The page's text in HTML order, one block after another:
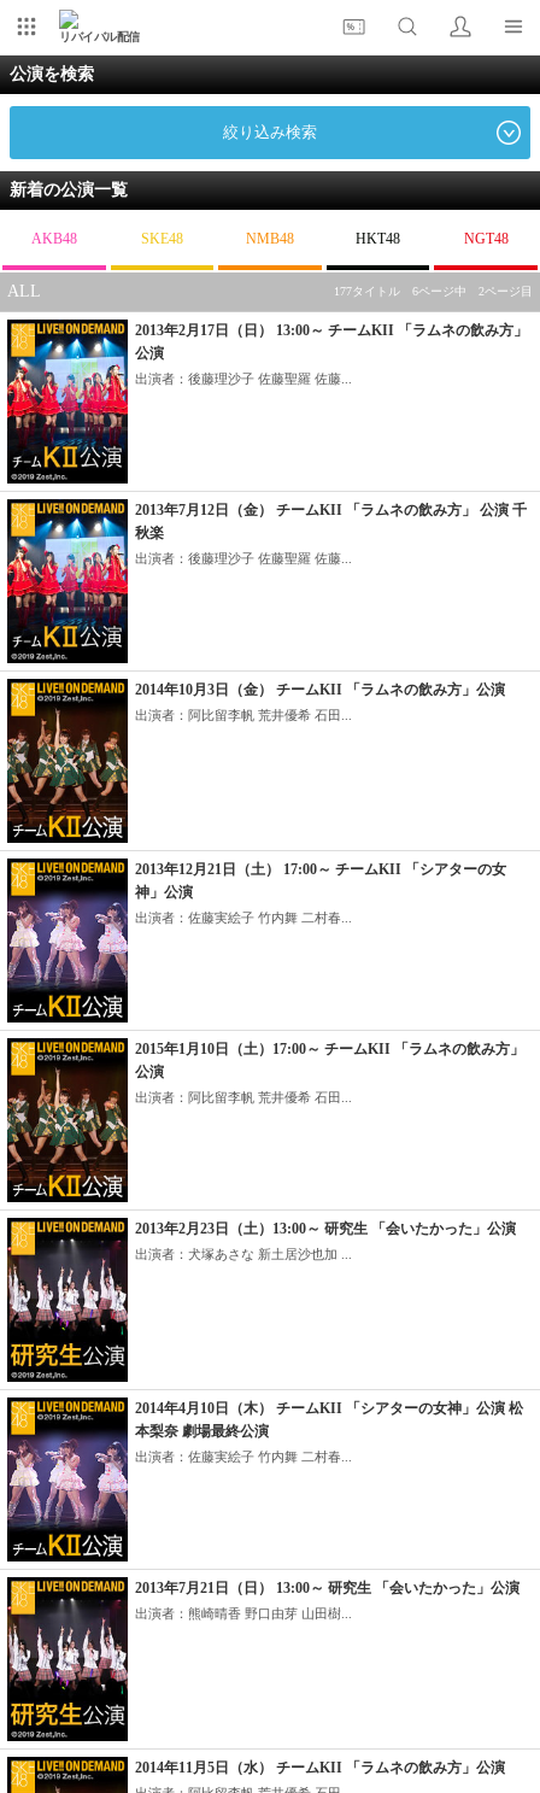
リバイバル配信
公演を検索
絞り込み検索
新着の公演一覧
AKB48 SKE48 NMB48 HKT48 NGT48
ALL 177タイトル 6ページ中 2ページ目
2013年2月17日（日） 13:00～ チームKII 「ラムネの飲み方」
公演
出演者：後藤理沙子 佐藤聖羅 佐藤...
2013年7月12日（金） チームKII 「ラムネの飲み方」 公演 千
秋楽
出演者：後藤理沙子 佐藤聖羅 佐藤...
2014年10月3日（金） チームKII 「ラムネの飲み方」公演
出演者：阿比留李帆 荒井優希 石田...
2013年12月21日（土） 17:00～ チームKII 「シアターの女
神」公演
出演者：佐藤実絵子 竹内舞 二村春...
2015年1月10日（土）17:00～ チームKII 「ラムネの飲み方」
公演
出演者：阿比留李帆 荒井優希 石田...
2013年2月23日（土）13:00～ 研究生 「会いたかった」公演
出演者：犬塚あさな 新土居沙也加 ...
2014年4月10日（木） チームKII 「シアターの女神」公演 松
本梨奈 劇場最終公演
出演者：佐藤実絵子 竹内舞 二村春...
2013年7月21日（日） 13:00～ 研究生 「会いたかった」公演
出演者：熊崎晴香 野口由芽 山田樹...
2014年11月5日（水） チームKII 「ラムネの飲み方」公演